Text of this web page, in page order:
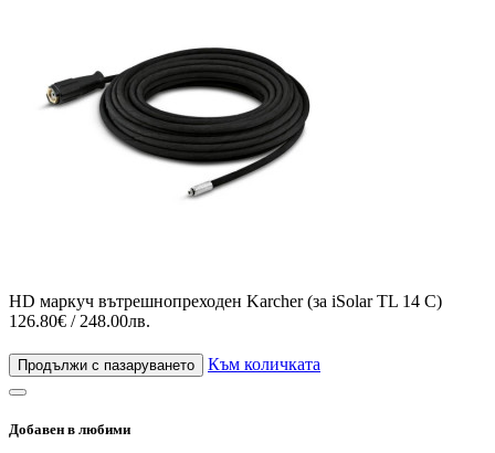
HD маркуч вътрешнопреходен Karcher (за iSolar TL 14 C)
126.80€ / 248.00лв.
Продължи с пазаруването Към количката
Добавен в любими